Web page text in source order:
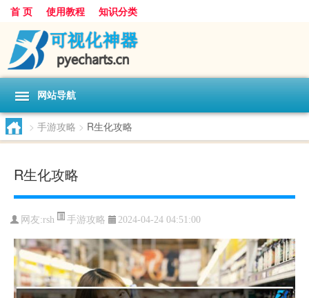
首 页 使用教程 知识分类
网站导航
> 手游攻略 > R生化攻略
R生化攻略
网友:rsh 手游攻略 2024-04-24 04:51:00